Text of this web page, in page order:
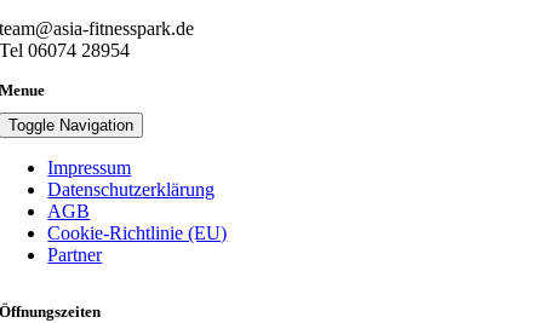
team@asia-fitnesspark.de
Tel 06074 28954
Menue
Toggle Navigation
Impressum
Datenschutzerklärung
AGB
Cookie-Richtlinie (EU)
Partner
Öffnungszeiten